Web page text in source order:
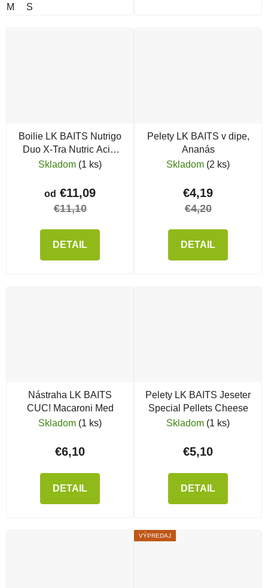
M S
Boilie LK BAITS Nutrigo
Duo X-Tra Nutric Acid/
Pineapple
Skladom (1 ks)
od €11,09
€11,10
DETAIL
Pelety LK BAITS v dipe,
Ananás
Skladom (2 ks)
€4,19
€4,20
DETAIL
Nástraha LK BAITS
CUC! Macaroni Med
Skladom (1 ks)
€6,10
DETAIL
Pelety LK BAITS Jeseter
Special Pellets Cheese
Skladom (1 ks)
€5,10
DETAIL
VÝPREDAJ